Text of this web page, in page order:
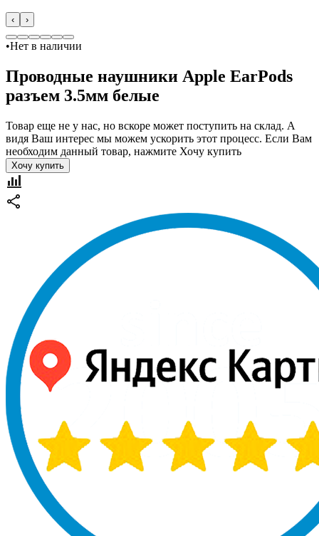
‹ ›
•Нет в наличии
Проводные наушники Apple EarPods
разъем 3.5мм белые
Товар еще не у нас, но вскоре может поступить на склад. А
видя Ваш интерес мы можем ускорить этот процесс. Если Вам
необходим данный товар, нажмите Хочу купить
Хочу купить